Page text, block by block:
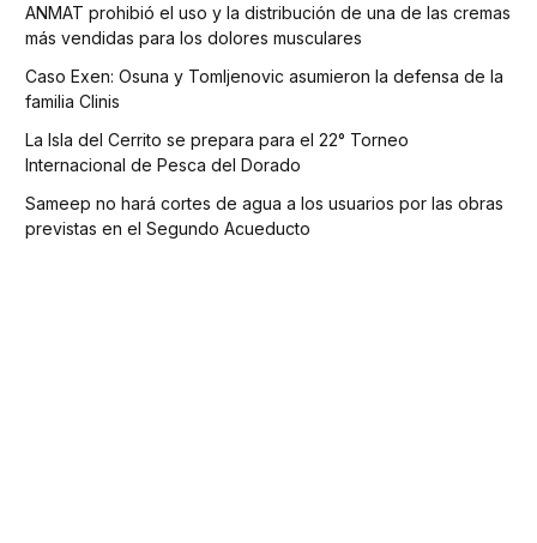
ANMAT prohibió el uso y la distribución de una de las cremas
más vendidas para los dolores musculares
Caso Exen: Osuna y Tomljenovic asumieron la defensa de la
familia Clinis
La Isla del Cerrito se prepara para el 22° Torneo
Internacional de Pesca del Dorado
Sameep no hará cortes de agua a los usuarios por las obras
previstas en el Segundo Acueducto